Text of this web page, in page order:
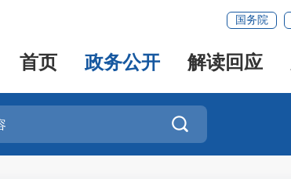
国务院
首页 政务公开 解读回应
